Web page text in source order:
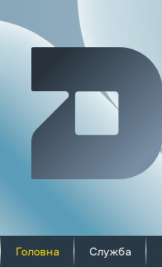
Головна Служба